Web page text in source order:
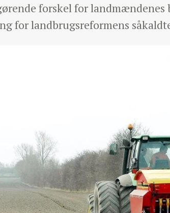
forskel for landmændenes
for landbrugsreformens